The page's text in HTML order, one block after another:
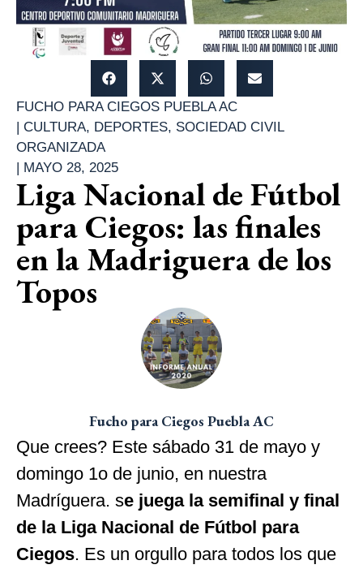
FUCHO PARA CIEGOS PUEBLA AC
| CULTURA, DEPORTES, SOCIEDAD CIVIL
ORGANIZADA
| MAYO 28, 2025
Liga Nacional de Fútbol
para Ciegos: las finales
en la Madriguera de los
Topos
Fucho para Ciegos Puebla AC
Que crees? Este sábado 31 de mayo y
domingo 1o de junio, en nuestra
Madríguera. se juega la semifinal y final
de la Liga Nacional de Fútbol para
Ciegos. Es un orgullo para todos los que